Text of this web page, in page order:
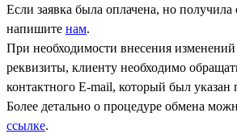
Если заявка была оплачена, но получила
напишите нам.
При необходимости внесения изменений
реквизиты, клиенту необходимо
контактного Е-mail, который был указан
Более детально о процедуре обмена
ссылке.